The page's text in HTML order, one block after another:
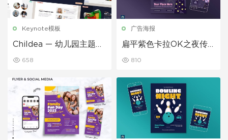
Keynote模板
Childea — 幼儿园主题演
658
广告海报
扁平紫色卡拉OK之夜传
810